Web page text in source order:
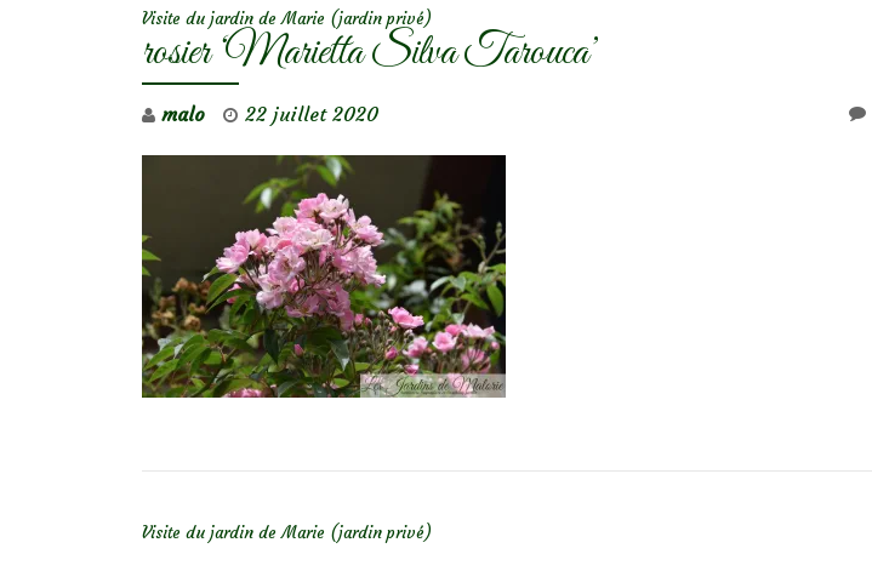
Visite du jardin de Marie (jardin privé)
rosier ‘Marietta Silva Tarouca’
malo 22 juillet 2020
Visite du jardin de Marie (jardin privé)